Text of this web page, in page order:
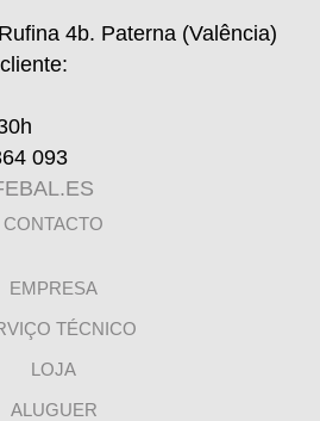
4b. Paterna (Valência)
:
093
CONTACTO
EMPRESA
TÉCNICO
LOJA
ALUGUER